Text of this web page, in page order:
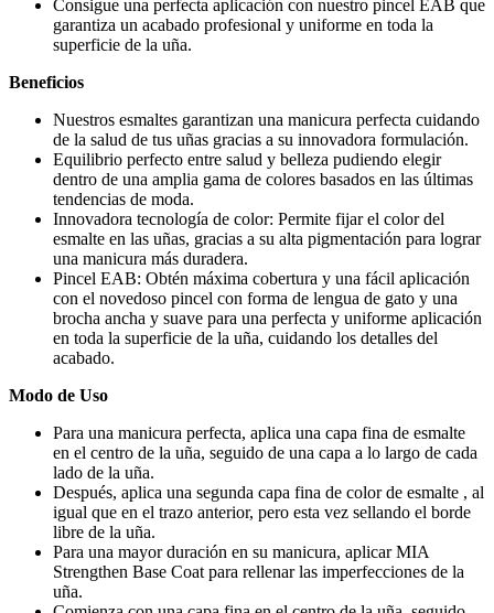
Consigue una perfecta aplicación con nuestro pincel EAB que
garantiza un acabado profesional y uniforme en toda la
superficie de la uña.
Beneficios
Nuestros esmaltes garantizan una manicura perfecta cuidando
de la salud de tus uñas gracias a su innovadora formulación.
Equilibrio perfecto entre salud y belleza pudiendo elegir
dentro de una amplia gama de colores basados en las últimas
tendencias de moda.
Innovadora tecnología de color: Permite fijar el color del
esmalte en las uñas, gracias a su alta pigmentación para lograr
una manicura más duradera.
Pincel EAB: Obtén máxima cobertura y una fácil aplicación
con el novedoso pincel con forma de lengua de gato y una
brocha ancha y suave para una perfecta y uniforme aplicación
en toda la superficie de la uña, cuidando los detalles del
acabado.
Modo de Uso
Para una manicura perfecta, aplica una capa fina de esmalte
en el centro de la uña, seguido de una capa a lo largo de cada
lado de la uña.
Después, aplica una segunda capa fina de color de esmalte , al
igual que en el trazo anterior, pero esta vez sellando el borde
libre de la uña.
Para una mayor duración en su manicura, aplicar MIA
Strengthen Base Coat para rellenar las imperfecciones de la
uña.